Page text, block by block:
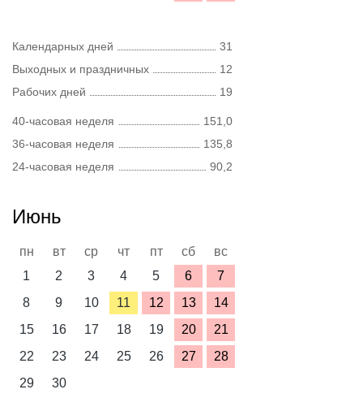
Календарных дней
31
Выходных и праздничных
12
Рабочих дней
19
40-часовая неделя
151,0
36-часовая неделя
135,8
24-часовая неделя
90,2
Июнь
пн вт ср чт пт сб
вс
1
2 3 4 5 6
7
8
9 10 11 12 13
14
15
16 17 18 19 20
21
22
23 24 25 26 27
28
29
30